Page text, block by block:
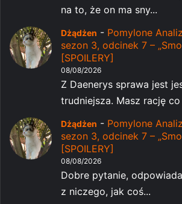
na to, że on ma sny...
Dżądżen - Pomylone
sezon 3, odcinek 7 –
[SPOILERY]
08/08/2026
Z Daenerys sprawa jest
trudniejsza. Masz rację co
Dżądżen - Pomylone
sezon 3, odcinek 7 –
[SPOILERY]
08/08/2026
Dobre pytanie,
z niczego, jak coś...